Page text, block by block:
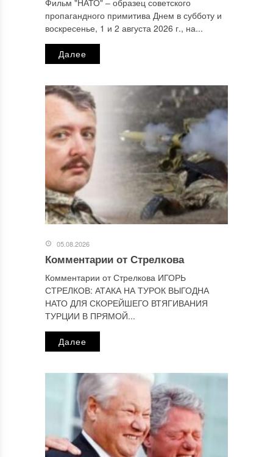
Этот сайт использует Akismet для борьбы со спамом.
Узнайте, как обрабатываются ваши данные комментариев
персональных данных.
Фильм "НАТО" ‒ образец советского
пропагандного примитива Днем в субботу и
воскресенье, 1 и 2 августа 2026 г., на...
Далее
05.08.2026
Комментарии от Стрелкова
Комментарии от Стрелкова ИГОРЬ
СТРЕЛКОВ: АТАКА НА ТУРОК ВЫГОДНА
НАТО ДЛЯ СКОРЕЙШЕГО ВТЯГИВАНИЯ
ТУРЦИИ В ПРЯМОЙ...
Далее